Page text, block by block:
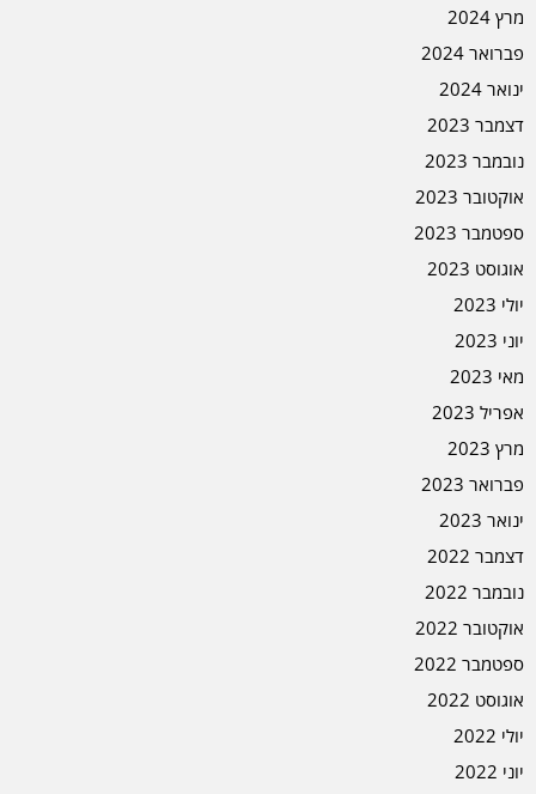
מרץ 2024
פברואר 2024
ינואר 2024
דצמבר 2023
נובמבר 2023
אוקטובר 2023
ספטמבר 2023
אוגוסט 2023
יולי 2023
יוני 2023
מאי 2023
אפריל 2023
מרץ 2023
פברואר 2023
ינואר 2023
דצמבר 2022
נובמבר 2022
אוקטובר 2022
ספטמבר 2022
אוגוסט 2022
יולי 2022
יוני 2022